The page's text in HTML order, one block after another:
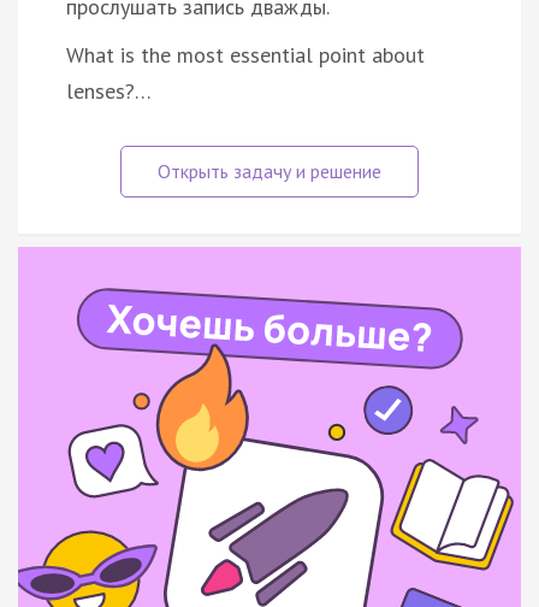
прослушать запись дважды.
What is the most essential point about
lenses?…